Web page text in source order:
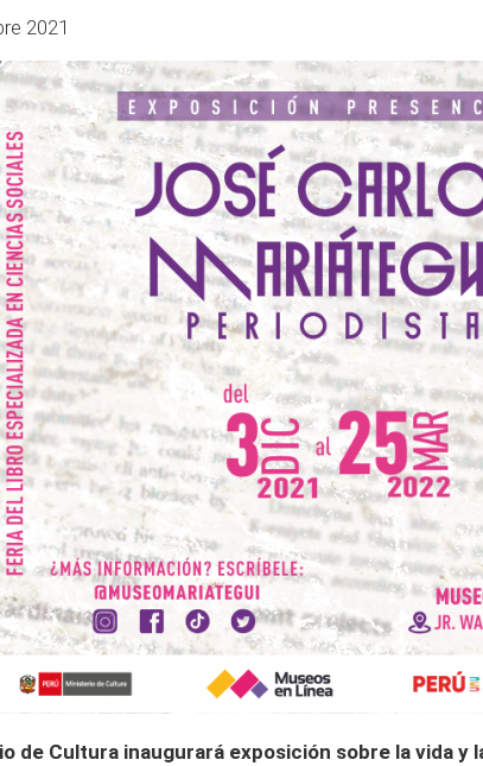
2021
de Cultura inaugurará exposición sobre la vida